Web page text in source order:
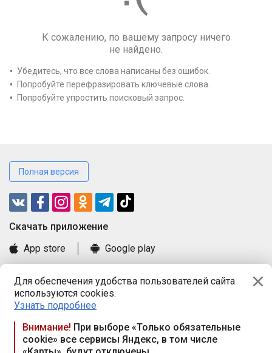
Для обеспечения удобства пользователей сайта
используются cookies.
Узнать подробнее
Внимание! При выборе «Только обязательные
cookie» все сервисы Яндекс, в том числе
К сожалению, по вашему запросу ничего
не найдено.
Убедитесь, что все слова написаны без ошибок.
Попробуйте перефразировать ключевые слова.
Попробуйте упростить поисковый запрос.
Полная версия
Cкачать приложение
App store
Google play
Книга замечаний и предложений
Правила и документы
Praca.by © 2000—2026, ООО «ПРАЦА БАЙ»
Республика Беларусь, 220114, г. Минск, пр-т Независимости
117а, пом. № 9.